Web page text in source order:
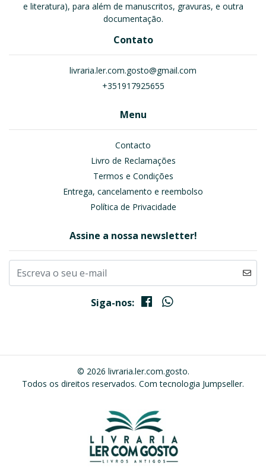
e literatura), para além de manuscritos, gravuras, e outra
documentação.
Contato
livraria.ler.com.gosto@gmail.com
+351917925655
Menu
Contacto
Livro de Reclamações
Termos e Condições
Entrega, cancelamento e reembolso
Política de Privacidade
Assine a nossa newsletter!
Siga-nos:
© 2026 livraria.ler.com.gosto.
Todos os direitos reservados. Com tecnologia Jumpseller.